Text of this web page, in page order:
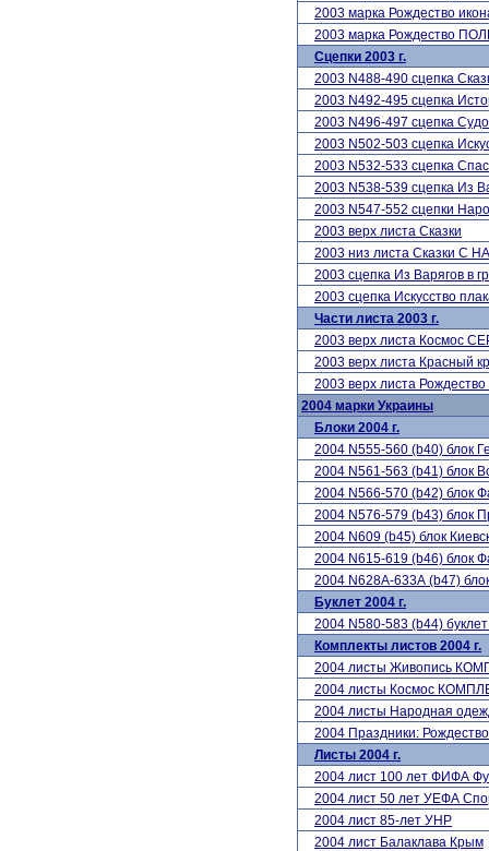
2003 марка Рождество
2003 марка Рождество
Сцепки 2003 г.
2003 N488-490 сцепка
2003 N492-495 сцепка
2003 N496-497 сцепка
2003 N502-503 сцепка
2003 N532-533 сцепка
2003 N538-539 сцепка Из
2003 N547-552 сцепки
2003 верх листа Сказки
2003 низ листа Сказки С
2003 сцепка Из Варягов в
2003 сцепка Искусство
Части листа 2003 г.
2003 верх листа Космос
2003 верх листа Красный
2003 верх листа Рождество
2004 марки Украины
Блоки 2004 г.
2004 N555-560 (b40) блок
2004 N561-563 (b41) блок
2004 N566-570 (b42) блок
2004 N576-579 (b43) блок
2004 N609 (b45) блок
2004 N615-619 (b46) блок
2004 N628А-633А (b47)
Буклет 2004 г.
2004 N580-583 (b44)
Комплекты листов 2004 г.
2004 листы Живопись
2004 листы Космос
2004 листы Народная
2004 Праздники:
Листы 2004 г.
2004 лист 100 лет ФИФА
2004 лист 50 лет УЕФА
2004 лист 85-лет УНР
2004 лист Балаклава Крым